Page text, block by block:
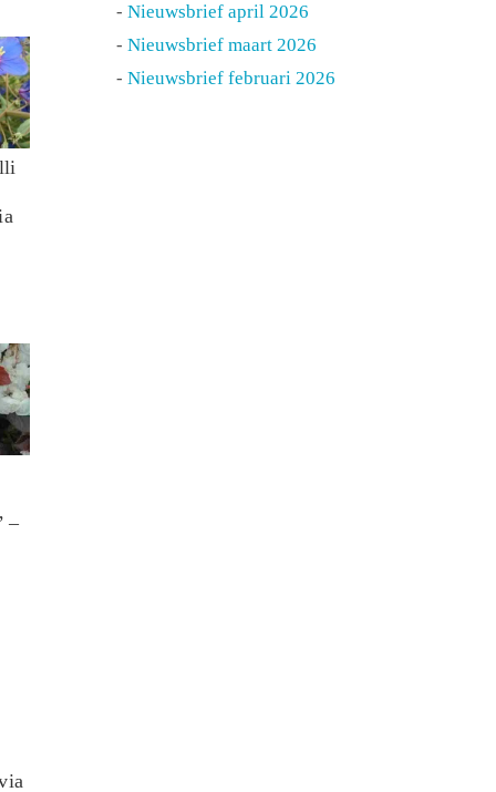
–
-Nieuwsbrief april 2026
-Nieuwsbrief maart 2026
-Nieuwsbrief februari 2026